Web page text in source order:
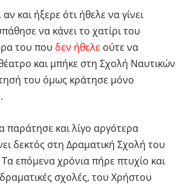
και ήξερε ότι ήθελε να γίνει
να κάνει το χατίρι του
του που δεν ήθελε ούτε να
και μπήκε στη Σχολή Ναυτικών
του όμως κράτησε μόνο
παράτησε και λίγο αργότερα
δεκτός στη Δραματική Σχολή του
επόμενα χρόνια πήρε πτυχίο και
σχολές, του Χρήστου